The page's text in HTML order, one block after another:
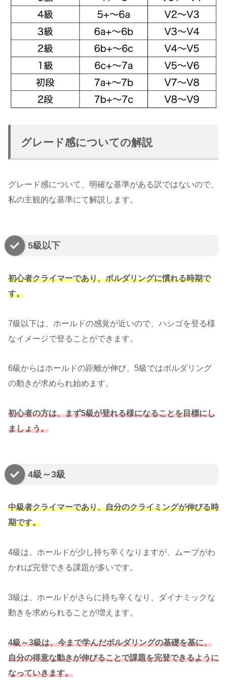
グレード感についての解説
グレード感について、明確な基準がある訳ではないので、
私の主観的な基準にて解説します。
5級以下
初心者クライマーであり、ボルダリングに慣れる時期で
す。
7級以下は、ホールドの感覚が近いので、ハシゴを登る様
なイメージで登ることができます。
6級からはホールドの距離が伸び、5級ではボルダリング
の動きが求められ始めます。
初心者の方は、まず5級が登れる様になることを目標にし
ましょう。
4級～3級
中級者クライマーであり、自分のクライミングが伸びる時
期です。
4級は、ホールドが少し持ち辛くなりますが、ムーブがわ
かれば完登できる課題が多いです。
3級は、ホールドがさらに持ち辛くなり、ダイナミックな
動きを求められることが増えます。
4級～3級は、今まで学んだボルダリングの基礎を基に、
自分の得意な動きが伸びることで課題を完登できるように
なっていきます。